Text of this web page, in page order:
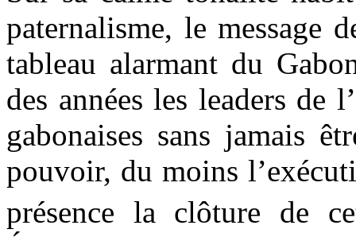
paternalisme, le message
tableau alarmant du
des années les leaders de
gabonaises sans jamais
pouvoir, du moins
présence la clôture de